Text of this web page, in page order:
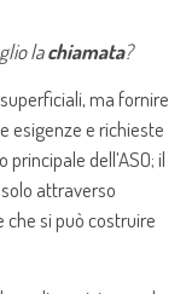
lachiamata?
ma fornire
esigenze e richieste
dell’ASO; il
attraverso
che si può costruire